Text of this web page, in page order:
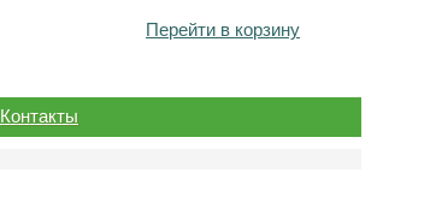
Перейти в корзину
Контакты